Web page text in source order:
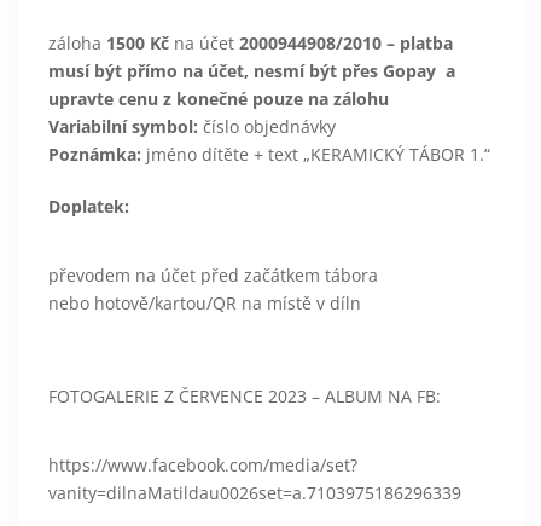
záloha 1500 Kč na účet 2000944908/2010 – platba
musí být přímo na účet, nesmí být přes Gopay a
upravte cenu z konečné pouze na zálohu
Variabilní symbol: číslo objednávky
Poznámka: jméno dítěte + text „KERAMICKÝ TÁBOR 1.“
Doplatek:
převodem na účet před začátkem tábora
nebo hotově/kartou/QR na místě v díln
FOTOGALERIE Z ČERVENCE 2023 – ALBUM NA FB:
https://www.facebook.com/media/set?
vanity=dilnaMatildau0026set=a.7103975186296339